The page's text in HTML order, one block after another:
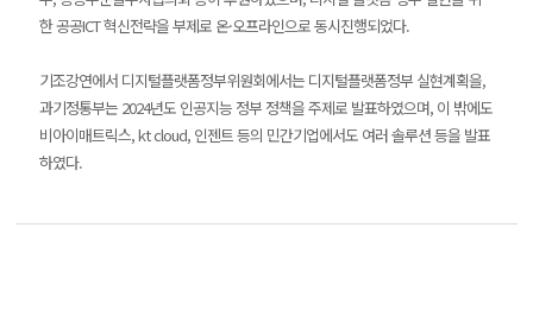
한 공공ICT 혁신전략을 부제로 온·오프라인으로 동시진행되었다.
기조강연에서 디지털플랫폼정부위원회에서는 디지털플랫폼정부 실현계획을,
과기정통부는 2024년도 인공지능 정부 정책을 주제로 발표하였으며, 이 밖에도
비아이매트릭스, kt cloud, 인젠트 등의 민간기업에서도 여러 솔루션 등을 발표
하였다.